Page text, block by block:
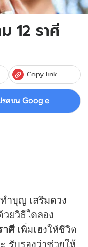
12 ราศี
Copy link
รดบน Google
ำบุญ เสริมดวง
ยวิธีใดลอง
าศีเพิ่มเฮงให้ชีวิต
รับรองว่าช่วยให้